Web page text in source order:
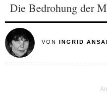
Die Bedrohung der
VON INGRID